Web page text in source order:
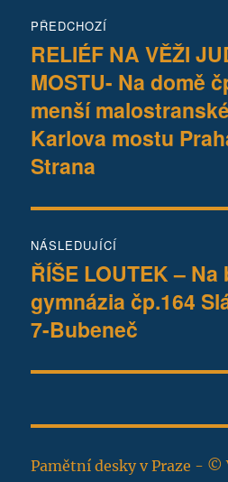
pro
příspěvek
PŘEDCHOZÍ
Předchozí
příspěvek:
RELIÉF NA VĚŽI
MOSTU- Na domě
menší
Karlova mostu
Strana
NÁSLEDUJÍCÍ
Následující
příspěvek:
ŘÍŠE LOUTEK – Na
gymnázia čp.164
7-Bubeneč
Pamětní desky v Praze - ©